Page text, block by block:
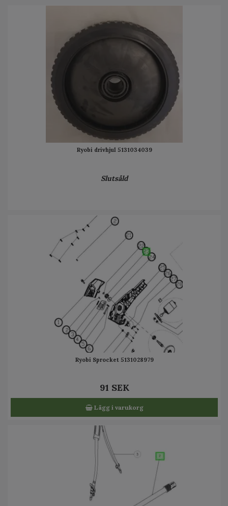
Ryobi drivhjul 5131034039
Slutsåld
Ryobi Sprocket 5131028979
91 SEK
Lägg i varukorg